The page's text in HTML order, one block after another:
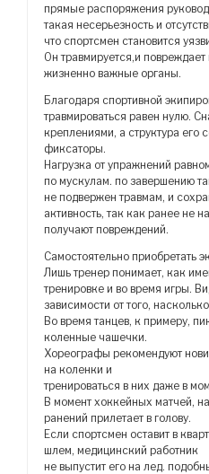
прямые распоряжения
такая несерьезность и
что спортсмен становится
Он травмируется,и повреждает
жизненно важные органы.
Благодаря спортивной
травмироваться равен нулю.
креплениями, а структура его
фиксаторы.
Нагрузка от упражнений
по мускулам. по завершению
не подвержен травмам, и
активность, так как ранее не
получают повреждений.
Самостоятельно приобретать
Лишь тренер понимает, как
тренировке и во время игры.
зависимости от того,
Во время танцев, к примеру,
коленные чашечки.
Хореографы рекомендуют
на коленки и
тренироваться в них даже в
В момент хоккейных матчей,
ранений прилетает в голову.
Если спортсмен оставит в
шлем, медицинский работник
не выпустит его на лед.